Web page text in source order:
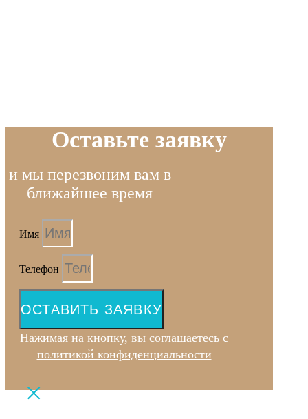
Оставьте заявку
и мы перезвоним вам в
ближайшее время
Имя
Телефон
ОСТАВИТЬ ЗАЯВКУ
Нажимая на кнопку, вы соглашаетесь с
политикой конфиденциальности